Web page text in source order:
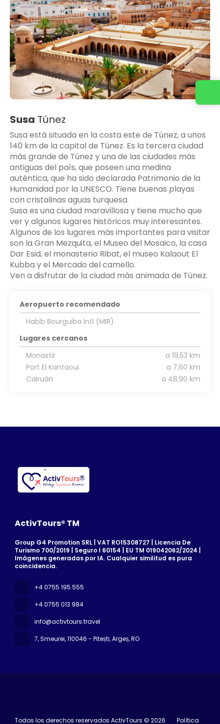
Susa Túnez
Susa está situada en la costa este de Túnez, a unos
140 km de la capital de Túnez. Es la tercera ciudad
más grande de Túnez y una de las ciudades más
antiguas del país, que poseen una medina
auténtica, que ha sido declarada Patrimonio de la
Humanidad por la UNESCO. Tiene buenas playas
con cristalinas aguas turquesa.
Susa es una ciudad maravillosa y tiene mucho que
ver y algunos lugares históricos muy interesantes.
Algunos de los lugares más importantes para visitar
son la Gran Mezquita, el Museo del Mosaico, la casa
Dar Esid, el monasterio Ribat, el museo Kalaout El
Kubba y el Mercado del camello.
Aeropuerto recomendado
Habib Bourguiba Intl (MIR)
Lugares cercanos
Monastir
a 19,53 km
Port El Kantaoui
a 7,60 km
Cairuán
a 48,90 km
ActivTours® TM
Group G4 Promotion SRL | VAT RO15308727 | Licencia De
Turismo 700/2019 | Seguro I 60154 | EU TM 019042062/2024 |
Imágenes generadas por IA. Cualquier similitud es pura
coincidencia.
+4 0755 195 555
+4 0755 013 984
info@activtours.travel
7, Smeurei, 110046 - Pitești, Argeș, RO
Todos los derechos reservados ActivTours © 2026
Política